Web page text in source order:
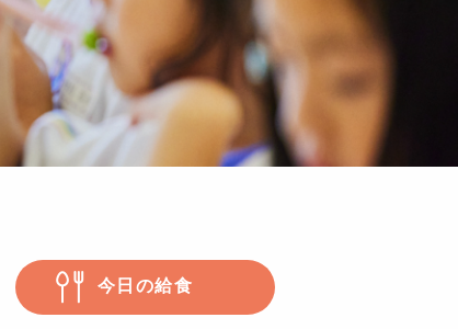
今日の給食